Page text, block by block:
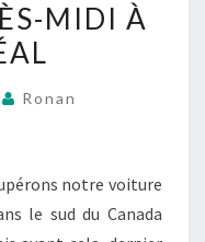
MIDI À
Ronan
notre voiture
le sud du Canada